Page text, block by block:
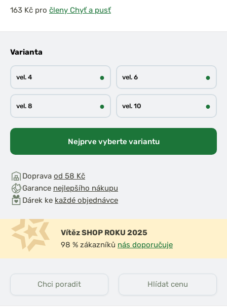
pro členy Chyť a pusť
Varianta
vel. 4 ● vel. 6 ●
vel. 8 ● vel. 10 ●
Nejprve vyberte variantu
Doprava od 58 Kč
Garance nejlepšího nákupu
Dárek ke každé objednávce
Vítěz SHOP ROKU 2025
98 % zákazníků nás doporučuje
Chci poradit Hlídat cenu